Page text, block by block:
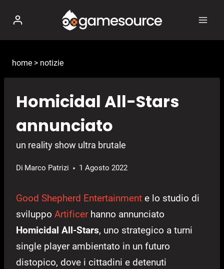
contenuto
home > notizie
Homicidal All-Stars
annunciato
un reality show ultra brutale
Di Marco Patrizi 1 Agosto 2022
Good Shepherd Entertainment e lo studio di
sviluppo Artificerhanno annunciato
Homicidal All-Stars, uno strategico a turni
single player ambientato in un futuro
distopico, dove i cittadini e detenuti